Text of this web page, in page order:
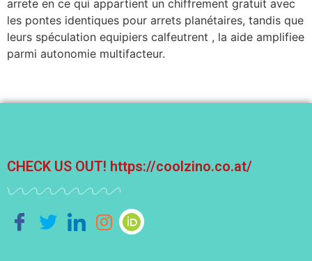
arrete en ce qui appartient un chiffrement gratuit avec
les pontes identiques pour arrets planétaires, tandis que
leurs spéculation equipiers calfeutrent , la aide amplifiee
parmi autonomie multifacteur.
CHECK US OUT! https://coolzino.co.at/